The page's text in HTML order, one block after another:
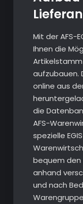
Mit der AFS-
Ihnen die
aufzubauen.
online aus
die
AFS-
spezielle
bequem den
anhand
und nach